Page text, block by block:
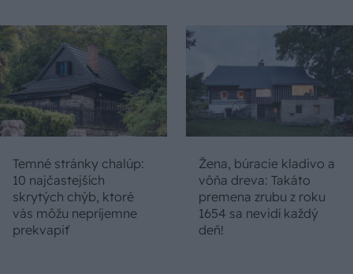
Temné stránky chalúp:
10 najčastejších
skrytých chýb, ktoré
vás môžu nepríjemne
prekvapiť
Žena, búracie kladivo a
vôňa dreva: Takáto
premena zrubu z roku
1654 sa nevidí každý
deň!